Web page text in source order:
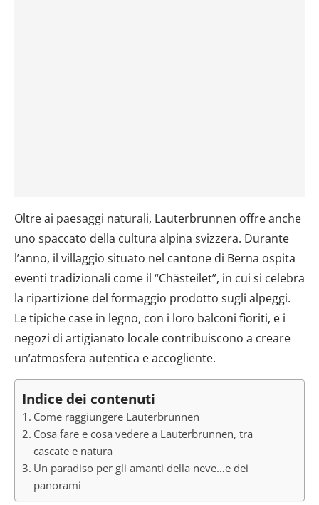
Oltre ai paesaggi naturali, Lauterbrunnen offre anche
uno spaccato della cultura alpina svizzera. Durante
l’anno, il villaggio situato nel cantone di Berna ospita
eventi tradizionali come il “Chästeilet”, in cui si celebra
la ripartizione del formaggio prodotto sugli alpeggi.
Le tipiche case in legno, con i loro balconi fioriti, e i
negozi di artigianato locale contribuiscono a creare
un’atmosfera autentica e accogliente.
Indice dei contenuti
Come raggiungere Lauterbrunnen
Cosa fare e cosa vedere a Lauterbrunnen, tra
cascate e natura
Un paradiso per gli amanti della neve…e dei
panorami